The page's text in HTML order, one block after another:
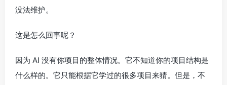
没法维护。
这是怎么回事呢？
因为 AI 没有你项目的整体情况。它不知道你的项目结构是
什么样的。它只能根据它学过的很多项目来猜。但是，不